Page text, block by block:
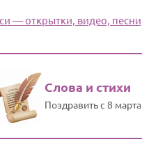
— открытки, видео,
Слова и стихи
Поздравить с 8